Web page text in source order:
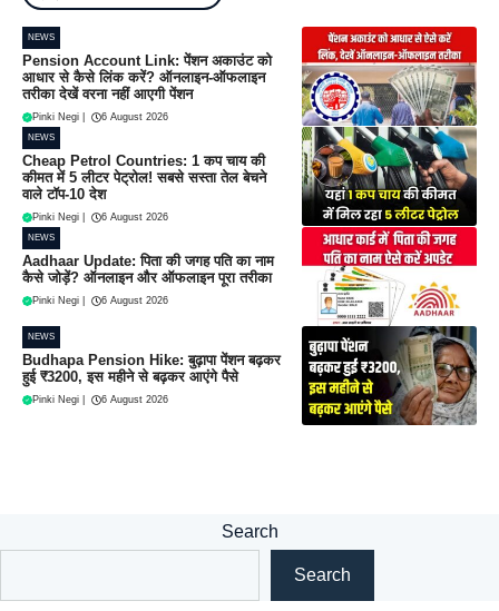
NEWS
Pension Account Link: पेंशन अकाउंट को
आधार से कैसे लिंक करें? ऑनलाइन-ऑफलाइन
तरीका देखें वरना नहीं आएगी पेंशन
Pinki Negi 6 August 2026
NEWS
Cheap Petrol Countries: 1 कप चाय की
कीमत में 5 लीटर पेट्रोल! सबसे सस्ता तेल बेचने
वाले टॉप-10 देश
Pinki Negi 6 August 2026
NEWS
Aadhaar Update: पिता की जगह पति का नाम
कैसे जोड़ें? ऑनलाइन और ऑफलाइन पूरा तरीका
Pinki Negi 6 August 2026
NEWS
Budhapa Pension Hike: बुढ़ापा पेंशन बढ़कर
हुई ₹3200, इस महीने से बढ़कर आएंगे पैसे
Pinki Negi 6 August 2026
Search
Search